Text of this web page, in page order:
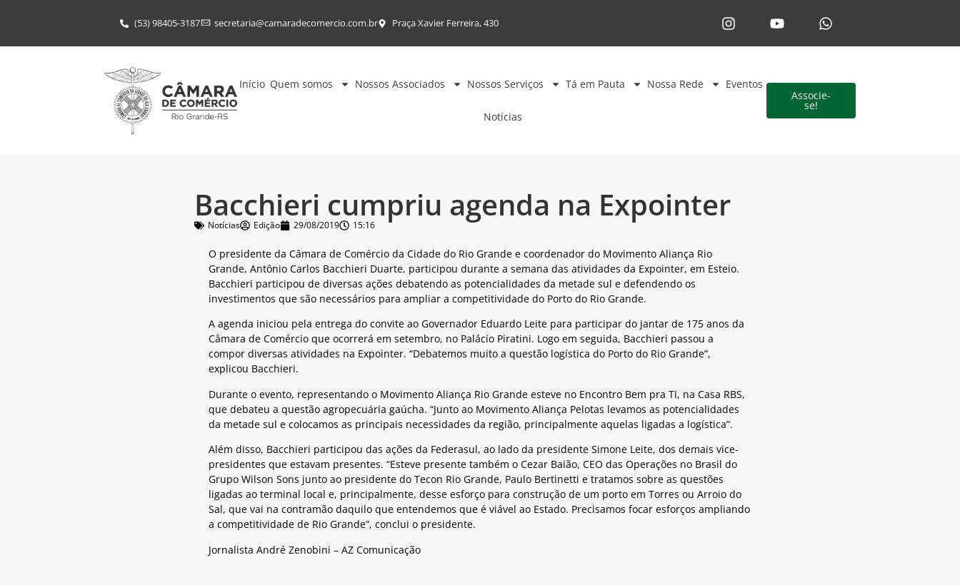
(53) 98405-3187 secretaria@​camaradecomercio.com.br Praça Xavier Ferreira, 430
Início Quem somos Nossos Associados Nossos Serviços Tá em Pauta Nossa Rede Eventos
Notícias
Associe-
se!
Bacchieri cumpriu agenda na Expointer
Notícias Edição 29/08/2019 15:16
O presidente da Câmara de Comércio da Cidade do Rio Grande e coordenador do Movimento Aliança Rio
Grande, Antônio Carlos Bacchieri Duarte, participou durante a semana das atividades da Expointer, em Esteio.
Bacchieri participou de diversas ações debatendo as potencialidades da metade sul e defendendo os
investimentos que são necessários para ampliar a competitividade do Porto do Rio Grande.
A agenda iniciou pela entrega do convite ao Governador Eduardo Leite para participar do jantar de 175 anos da
Câmara de Comércio que ocorrerá em setembro, no Palácio Piratini. Logo em seguida, Bacchieri passou a
compor diversas atividades na Expointer. “Debatemos muito a questão logística do Porto do Rio Grande”,
explicou Bacchieri.
Durante o evento, representando o Movimento Aliança Rio Grande esteve no Encontro Bem pra Ti, na Casa RBS,
que debateu a questão agropecuária gaúcha. “Junto ao Movimento Aliança Pelotas levamos as potencialidades
da metade sul e colocamos as principais necessidades da região, principalmente aquelas ligadas a logística”.
Além disso, Bacchieri participou das ações da Federasul, ao lado da presidente Simone Leite, dos demais vice-
presidentes que estavam presentes. “Esteve presente também o Cezar Baião, CEO das Operações no Brasil do
Grupo Wilson Sons junto ao presidente do Tecon Rio Grande, Paulo Bertinetti e tratamos sobre as questões
ligadas ao terminal local e, principalmente, desse esforço para construção de um porto em Torres ou Arroio do
Sal, que vai na contramão daquilo que entendemos que é viável ao Estado. Precisamos focar esforços ampliando
a competitividade de Rio Grande”, conclui o presidente.
Jornalista André Zenobini – AZ Comunicação